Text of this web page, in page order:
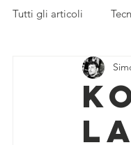
Tutti gli articoli
dalla redazione